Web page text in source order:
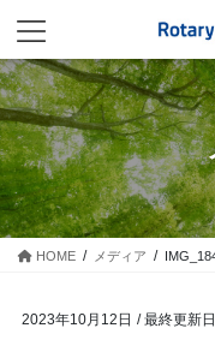
テ
ン
ツ
へ
ス
キ
ッ
プ
ゲ
ー
シ
ョ
ン
に
移
動
HOME メディア
2023年10月12日 / 最終更新